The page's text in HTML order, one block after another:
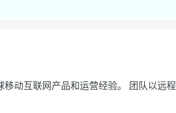
动互联网产品和运营经验。 团队以远程